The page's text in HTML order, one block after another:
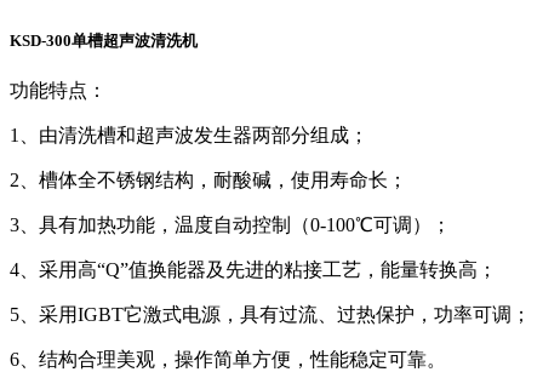
KSD-300单槽超声波清洗机
功能特点：
1、由清洗槽和超声波发生器两部分组成；
2、槽体全不锈钢结构，耐酸碱，使用寿命长；
3、具有加热功能，温度自动控制（0-100℃可调）；
4、采用高“Q”值换能器及先进的粘接工艺，能量转换高；
5、采用IGBT它激式电源，具有过流、过热保护，功率可调；
6、结构合理美观，操作简单方便，性能稳定可靠。